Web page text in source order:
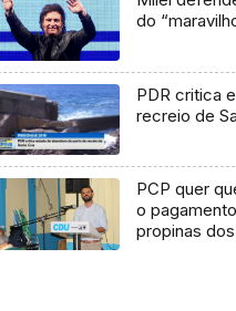
do
PDR critica
recreio de
PCP quer
o
propinas